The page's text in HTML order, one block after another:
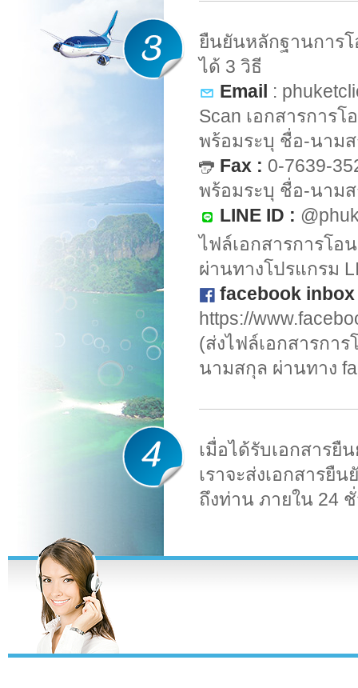
ยืนยันหลักฐานการ
ได้ 3 วิธี
Email :
Scan เอกสารการโ
พร้อมระบุ ชื่อ-นาม
Fax : 0-7639-
พร้อมระบุ ชื่อ-นาม
LINE ID :
ไฟล์เอกสารการโอ
ผ่านทางโปรแกรม
facebook
https://
(ส่งไฟล์เอกสารกา
นามสกุล ผ่านทาง
เมื่อได้รับเอกสารยื
เราจะส่งเอกสารยื
ถึงท่าน ภายใน 24